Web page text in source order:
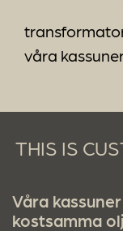
våra
THIS IS
Våra
kostsamma